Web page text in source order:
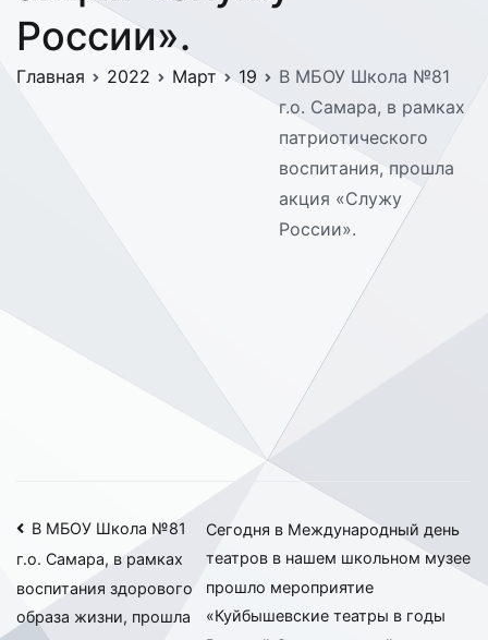
России».
Главная 2022 Март 19
В МБОУ Школа №81
г.о. Самара, в рамках
патриотического
воспитания, прошла
акция «Служу
России».
Навигация
по
записям
В МБОУ Школа №81
г.о. Самара, в рамках
воспитания здорового
образа жизни, прошла
Сегодня в Международный день
театров в нашем школьном музее
прошло мероприятие
«Куйбышевские театры в годы